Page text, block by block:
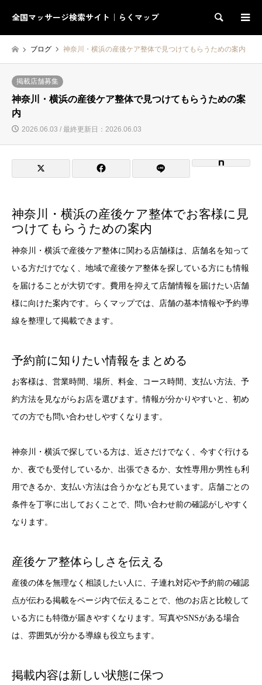
全国マッサージ検索サイト｜らくマップ 検索
ブログ 神奈川・横浜の産後ケア整体で見つけてもらうための案内
掲載店舗募集
神奈川・横浜の産後ケア整体で見つけてもらうための案
内
2026.06.03 / 最終更新日：2026.06.03
神奈川・横浜の産後ケア整体でお客様に見
つけてもらうための案内
神奈川・横浜で産後ケア整体に関わる店舗様は、店舗名を知って
いる方だけでなく、地域で産後ケア整体を探している方にも情報
を届けることが大切です。費用を抑えて店舗情報を届けたい店舗
様に向けた案内です。らくマップでは、店舗の基本情報や予約導
線を整理して掲載できます。
予約前に知りたい情報をまとめる
お客様は、営業時間、場所、料金、コース時間、支払い方法、予
約方法を見ながらお店を選びます。情報が分かりやすいと、初め
ての方でも問い合わせしやすくなります。
神奈川・横浜で探している方は、近さだけでなく、今すぐ行ける
か、夜でも受付しているか、出張できるか、女性専用か男性も利
用できるか、支払い方法は合うかなども見ています。店舗ごとの
条件を丁寧に出しておくことで、問い合わせ前の確認がしやすく
なります。
産後ケア整体らしさを伝える
産後の体を無理なく相談したい人に、子連れ対応や予約前の確認
点が伝わる掲載をページ内で伝えることで、他のお店と比較して
いる方にも特徴が届きやすくなります。写真やSNSがある場合
は、雰囲気が分かる導線も役立ちます。
掲載内容は新しい状態に保つ